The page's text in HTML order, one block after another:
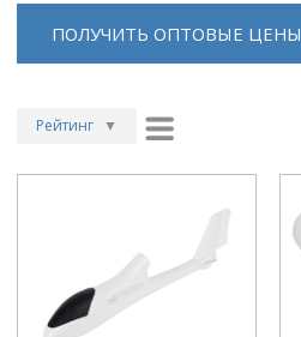
Обзоры
Бренды
Войти в B2B
ПОЛУЧИТЬ ОПТОВЫЕ ЦЕНЫ
Рейтинг ▼
Цена ▼